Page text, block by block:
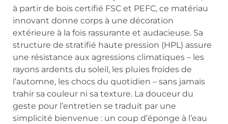
à partir de bois certifié FSC et PEFC, ce matériau
innovant donne corps à une décoration
extérieure à la fois rassurante et audacieuse. Sa
structure de stratifié haute pression (HPL) assure
une résistance aux agressions climatiques – les
rayons ardents du soleil, les pluies froides de
l’automne, les chocs du quotidien – sans jamais
trahir sa couleur ni sa texture. La douceur du
geste pour l’entretien se traduit par une
simplicité bienvenue : un coup d’éponge à l’eau